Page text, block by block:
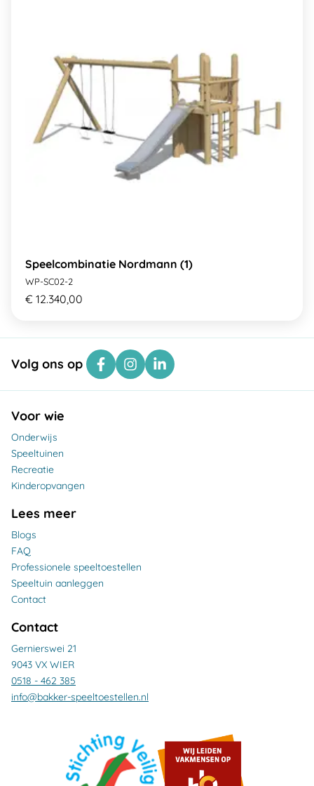
Speelcombinatie Nordmann (1)
WP-SC02-2
€ 12.340,00
Volg ons op
Voor wie
Onderwijs
Speeltuinen
Recreatie
Kinderopvangen
Lees meer
Blogs
FAQ
Professionele speeltoestellen
Speeltuin aanleggen
Contact
Contact
Gernierswei 21
9043 VX WIER
0518 - 462 385
info@bakker-speeltoestellen.nl